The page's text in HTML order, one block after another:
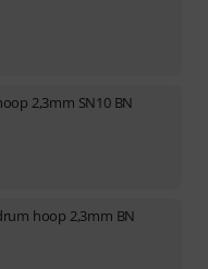
2,3mm SN10 BN
hoop 2,3mm BN